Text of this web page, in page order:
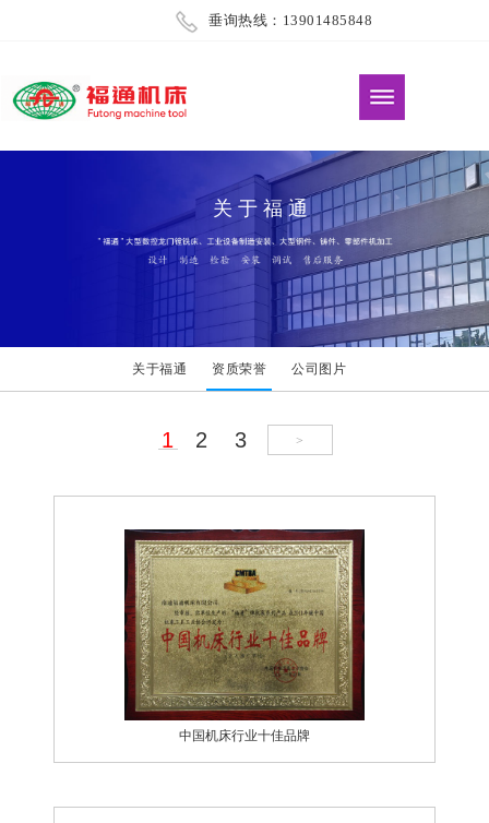
垂询热线：13901485848
关于福通
关于福通 资质荣誉 公司图片
1 2 3 >
中国机床行业十佳品牌